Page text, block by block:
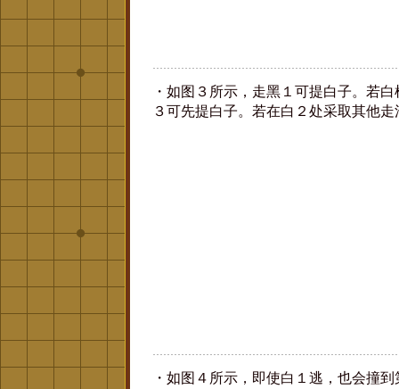
・如图３所示，走黑１可提白子。若
３可先提白子。若在白２处采取其他走
・如图４所示，即使白１逃，也会撞